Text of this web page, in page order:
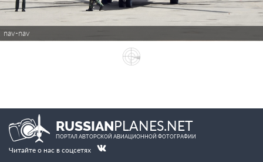
nav-nav
RUSSIANPLANES.NET
ПОРТАЛ АВТОРСКОЙ АВИАЦИОННОЙ ФОТОГРАФИИ
Читайте о нас в соцсетях